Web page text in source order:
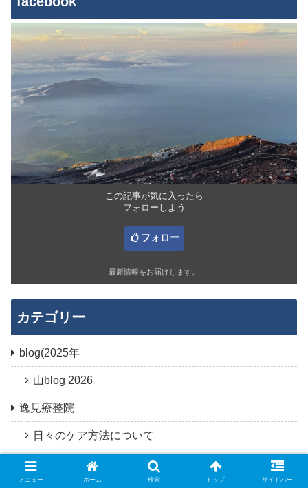
この記事が気に入ったら
フォローしよう
フォロー
最新情報をお届けします。
カテゴリー
blog(2025年
山blog 2026
逸見療整院
日々のケア方法について
逸見療整院からのお知らせ
メニュー ホーム 検索 トップ サイドバー